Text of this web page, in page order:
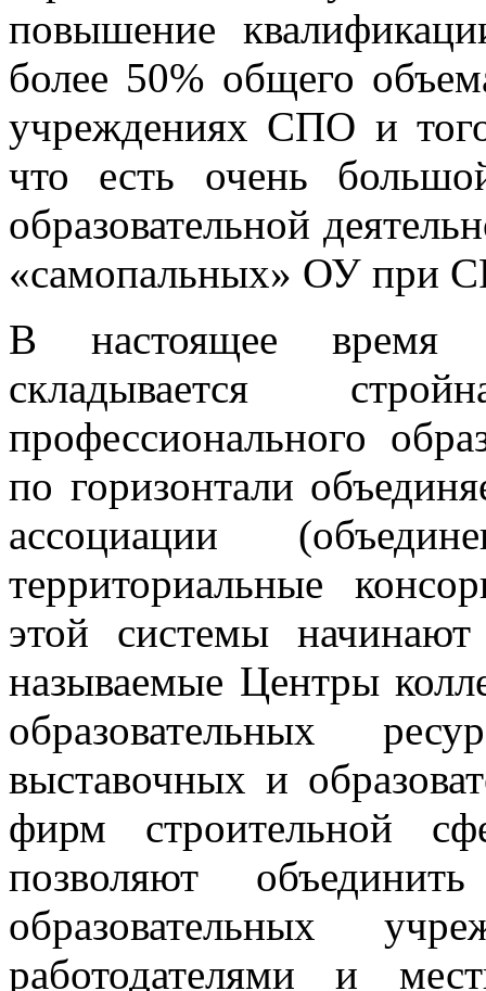
повышение
более 50% общего
учреждениях СПО и
что есть очень
образовательной
«самопальных» ОУ при
В настоящее время
складывается
профессионального
по горизонтали
ассоциации
территориальные
этой системы начинают
называемые Центры
образовательных
выставочных и
фирм строительной
позволяют
образовательных
работодателями и